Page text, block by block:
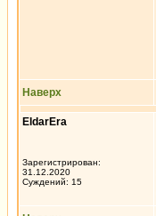
Наверх
EldarEra
Зарегистрирован:
31.12.2020
Суждений: 15